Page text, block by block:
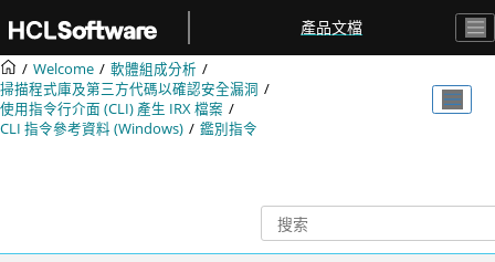
產品文檔
Welcome
軟體組成分析
掃描程式庫及第三方代碼以確認安全漏洞
使用指令行介面 (CLI) 產生 IRX檔案
CLI 指令參考資料 (Windows)
鑑別指令